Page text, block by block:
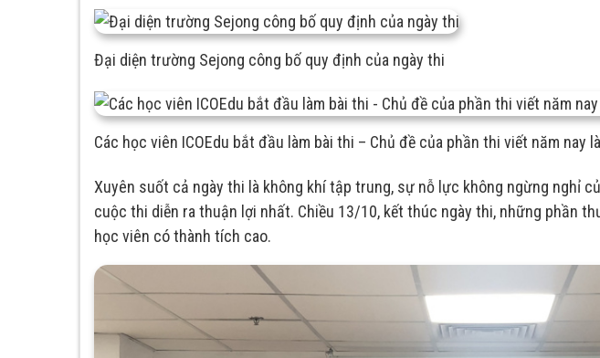
Đại diện trường Sejong công bố quy định của ngày thi
Các học viên ICOEdu bắt đầu làm bài thi – Chủ đề của phần thi viết năm nay
Xuyên suốt cả ngày thi là không khí tập trung, sự nỗ lực không ngừng nghỉ
cuộc thi diễn ra thuận lợi nhất. Chiều 13/10, kết thúc ngày thi, những phần
học viên có thành tích cao.